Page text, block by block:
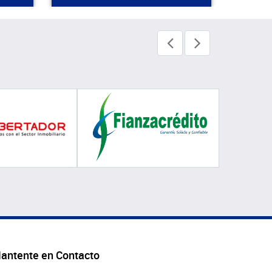
en Contacto